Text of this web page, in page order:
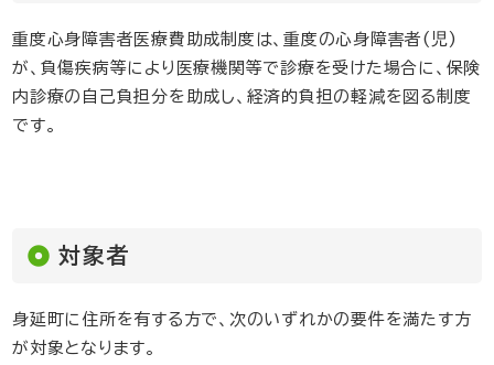
重度心身障害者医療費助成制度は、重度の心身障害者(児)
が、負傷疾病等により医療機関等で診療を受けた場合に、保険
内診療の自己負担分を助成し、経済的負担の軽減を図る制度
です。
対象者
身延町に住所を有する方で、次のいずれかの要件を満たす方
が対象となります。